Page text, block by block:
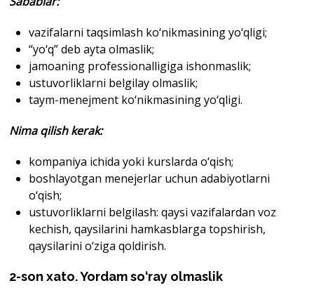
vazifalarni taqsimlash ko‘nikmasining yo‘qligi;
“yo‘q” deb ayta olmaslik;
jamoaning professionalligiga ishonmaslik;
ustuvorliklarni belgilay olmaslik;
taym-menejment ko‘nikmasining yo‘qligi.
Nima qilish kerak:
kompaniya ichida yoki kurslarda o‘qish;
boshlayotgan menejerlar uchun adabiyotlarni
o‘qish;
ustuvorliklarni belgilash: qaysi vazifalardan voz
kechish, qaysilarini hamkasblarga topshirish,
qaysilarini o‘ziga qoldirish.
2-son xato. Yordam so‘ray olmaslik